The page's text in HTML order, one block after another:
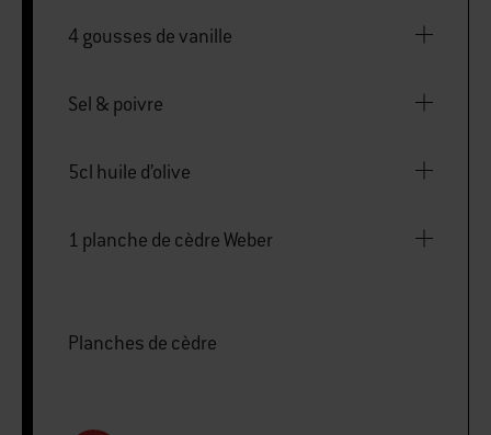
4 gousses de vanille
Sel & poivre
5cl huile d’olive
1 planche de cèdre Weber
Planches de cèdre